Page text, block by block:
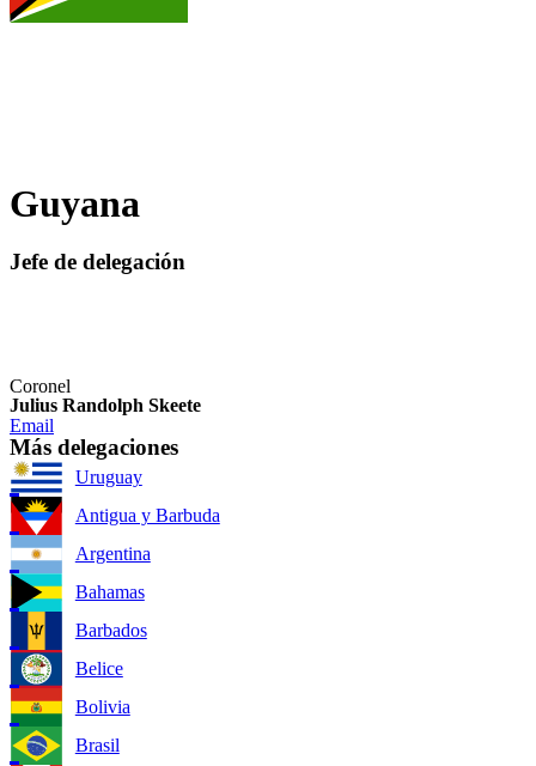
Guyana
Jefe de delegación
Coronel
Julius Randolph Skeete
Email
Más delegaciones
Uruguay
Antigua y Barbuda
Argentina
Bahamas
Barbados
Belice
Bolivia
Brasil